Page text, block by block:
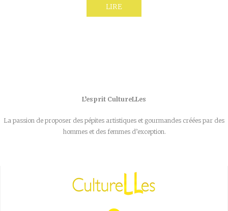
LIRE
L’esprit CultureLLes
La passion de proposer des pépites artistiques et gourmandes créées par des
hommes et des femmes d’exception.